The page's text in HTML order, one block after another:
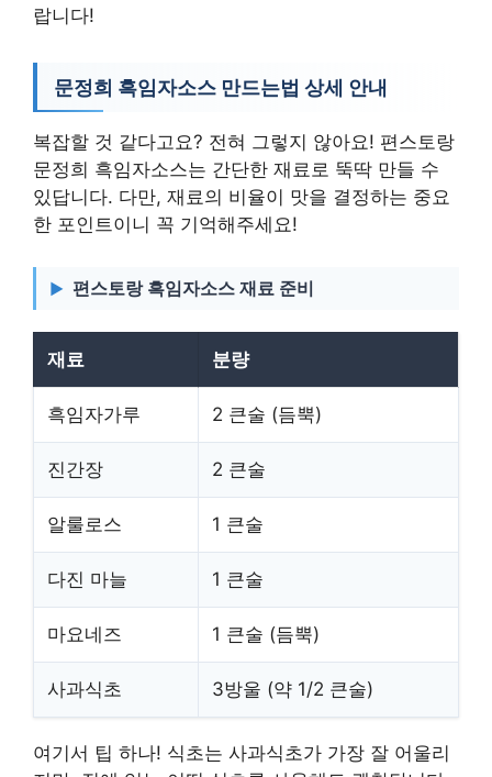
랍니다!
문정희 흑임자소스 만드는법 상세 안내
복잡할 것 같다고요? 전혀 그렇지 않아요! 편스토랑
문정희 흑임자소스는 간단한 재료로 뚝딱 만들 수
있답니다. 다만, 재료의 비율이 맛을 결정하는 중요
한 포인트이니 꼭 기억해주세요!
편스토랑 흑임자소스 재료 준비
재료 분량
흑임자가루 2 큰술 (듬뿍)
진간장 2 큰술
알룰로스 1 큰술
다진 마늘 1 큰술
마요네즈 1 큰술 (듬뿍)
사과식초 3방울 (약 1/2 큰술)
여기서 팁 하나! 식초는 사과식초가 가장 잘 어울리